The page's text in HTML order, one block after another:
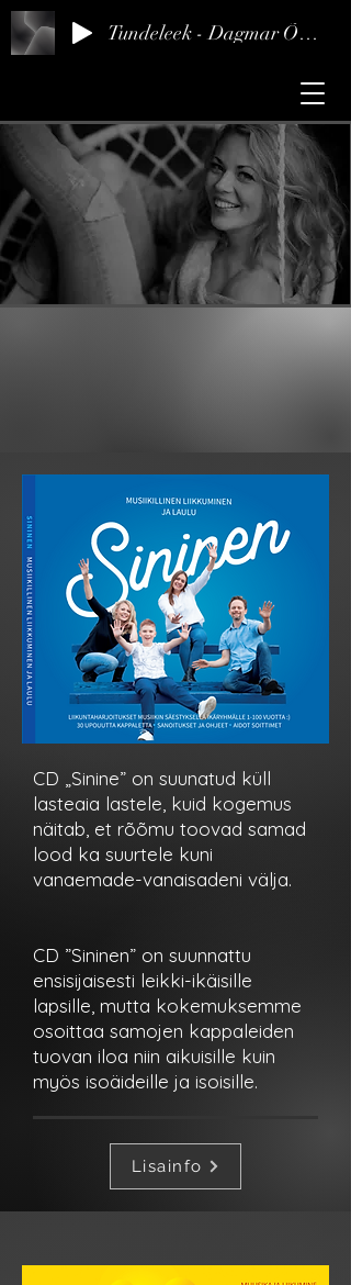
Tundeleek - Dagmar Õunap
Dagmar Music
Muusik, laulja, laulukirjutaja
CD „Sinine” on suunatud küll
lasteaia lastele, kuid kogemus
näitab, et rõõmu toovad samad
lood ka suurtele kuni
vanaemade-vanaisadeni välja.
CD ”Sininen” on suunnattu
ensisijaisesti leikki-ikäisille
lapsille, mutta kokemuksemme
osoittaa samojen kappaleiden
tuovan iloa niin aikuisille kuin
myös isoäideille ja isoisille.
Lisainfo